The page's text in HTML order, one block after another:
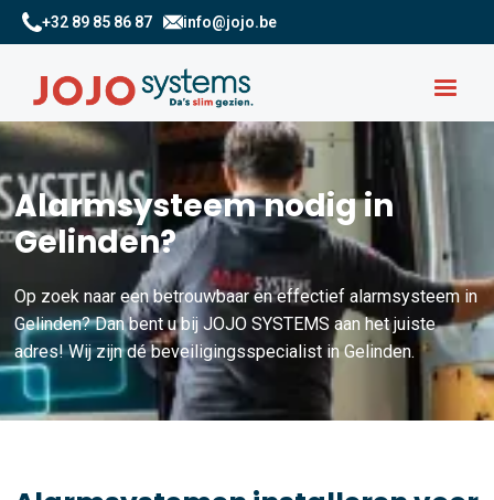
+32 89 85 86 87 info@jojo.be
Alarmsysteem nodig in
Gelinden?
Op zoek naar een betrouwbaar en effectief alarmsysteem in
Gelinden? Dan bent u bij JOJO SYSTEMS aan het juiste
adres! Wij zijn dé beveiligingsspecialist in Gelinden.